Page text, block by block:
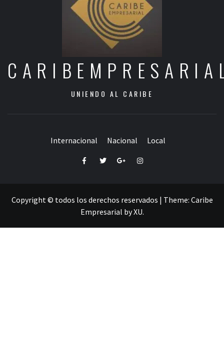
UNIENDO AL CARIBE
Internacional Nacional Local
FacebookTwitterGoogle+Instagram
Copyright © todos los derechos reservados | Theme: Caribe
Empresarial byXU.